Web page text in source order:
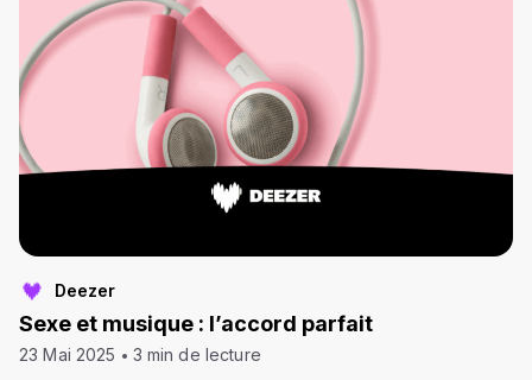
Deezer
Sexe et musique : l’accord parfait
23 Mai 2025 3 min de lecture